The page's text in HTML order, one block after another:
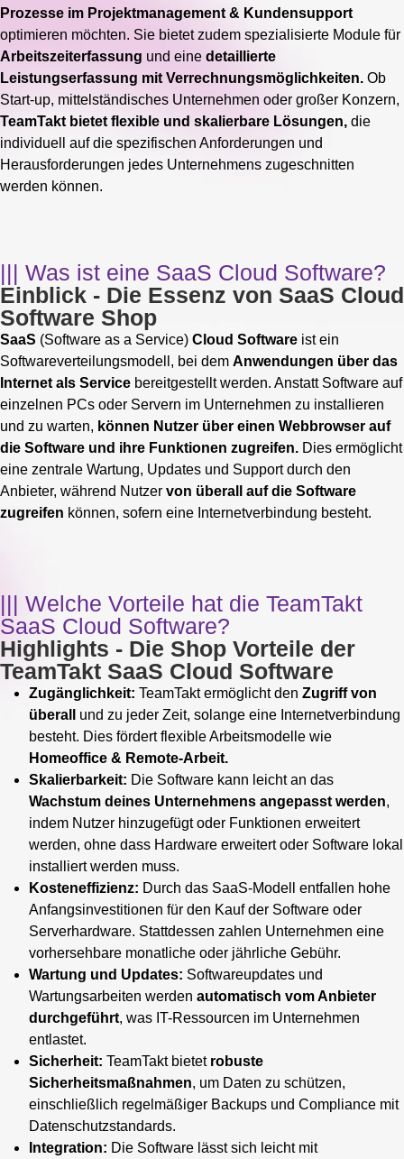
Prozesse im Projektmanagement & Kundensupport
optimieren möchten. Sie bietet zudem spezialisierte Module für
Arbeitszeiterfassung und eine detaillierte
Leistungserfassung mit Verrechnungsmöglichkeiten. Ob
Start-up, mittelständisches Unternehmen oder großer Konzern,
TeamTakt bietet flexible und skalierbare Lösungen, die
individuell auf die spezifischen Anforderungen und
Herausforderungen jedes Unternehmens zugeschnitten
werden können.
||| Was ist eine SaaS Cloud Software?
Einblick - Die Essenz von SaaS Cloud
Software Shop
SaaS (Software as a Service) Cloud Software ist ein
Softwareverteilungsmodell, bei dem Anwendungen über das
Internet als Service bereitgestellt werden. Anstatt Software auf
einzelnen PCs oder Servern im Unternehmen zu installieren
und zu warten, können Nutzer über einen Webbrowser auf
die Software und ihre Funktionen zugreifen. Dies ermöglicht
eine zentrale Wartung, Updates und Support durch den
Anbieter, während Nutzer von überall auf die Software
zugreifen können, sofern eine Internetverbindung besteht.
||| Welche Vorteile hat die TeamTakt
SaaS Cloud Software?
Highlights - Die Shop Vorteile der
TeamTakt SaaS Cloud Software
Zugänglichkeit: TeamTakt ermöglicht den Zugriff von
überall
und zu jeder Zeit, solange eine Internetverbindung
besteht. Dies fördert flexible Arbeitsmodelle wie
Homeoffice & Remote-Arbeit.
Skalierbarkeit: Die Software kann leicht an das
Wachstum deines Unternehmens angepasst werden,
indem Nutzer hinzugefügt oder Funktionen erweitert
werden, ohne dass Hardware erweitert oder Software lokal
installiert werden muss.
Kosteneffizienz: Durch das SaaS-Modell entfallen hohe
Anfangsinvestitionen für den Kauf der Software oder
Serverhardware. Stattdessen zahlen Unternehmen eine
vorhersehbare monatliche oder jährliche Gebühr.
Wartung und Updates: Softwareupdates und
Wartungsarbeiten werden automatisch vom Anbieter
durchgeführt, was IT-Ressourcen im Unternehmen
entlastet.
Sicherheit: TeamTakt bietet robuste
Sicherheitsmaßnahmen, um Daten zu schützen,
einschließlich regelmäßiger Backups und Compliance mit
Datenschutzstandards.
Integration: Die Software lässt sich leicht mit